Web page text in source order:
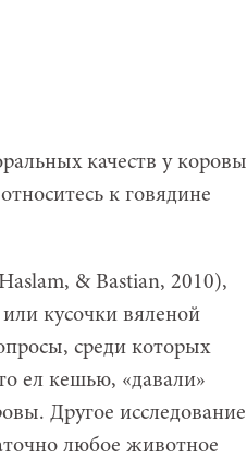
качеств у коровы
к говядине
& Bastian, 2010),
кусочки вяленой
среди которых
ел кешью, «давали»
Другое исследование
любое животное